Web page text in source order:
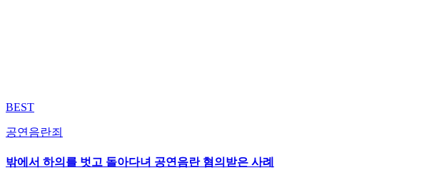
BEST
공연음란죄
밖에서 하의를 벗고 돌아다녀 공연음란 혐의받은 사례